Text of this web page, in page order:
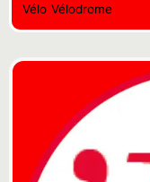
Vélo Vélodrome